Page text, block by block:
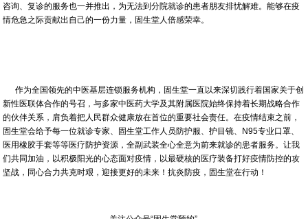
咨询、复诊的服务也一并推出，为无法到分院就诊的患者朋友排忧解难。能够在疫
情危急之际贡献出自己的一份力量，固生堂人倍感荣幸。
作为全国领先的中医基层连锁服务机构，固生堂一直以来深切践行着国家关于创
新性医联体合作的号召，与多家中医药大学及其附属医院始终保持着长期战略合作
的伙伴关系，肩负着把人民群众健康放在首位的重要社会责任。在疫情结束之前，
固生堂会给予每一位就诊专家、固生堂工作人员防护服、护目镜、N95专业口罩、
医用橡胶手套等等医疗防护资源，全副武装全心全意为前来就诊的患者服务。让我
们共同加油，以积极阳光的心态面对疫情，以最硬核的医疗装备打好疫情防控的攻
坚战，同心合力共克时艰，迎接更好的未来！抗炎防疫，固生堂在行动！